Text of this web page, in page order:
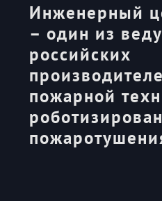
Инженерный
– один из
российских
пожарной